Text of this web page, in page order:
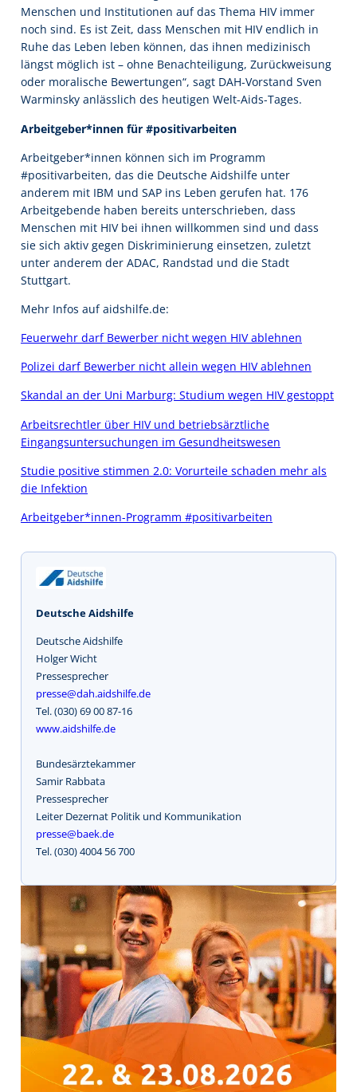
Menschen und Institutionen auf das Thema HIV immer
noch sind. Es ist Zeit, dass Menschen mit HIV endlich in
Ruhe das Leben leben können, das ihnen medizinisch
längst möglich ist – ohne Benachteiligung, Zurückweisung
oder moralische Bewertungen“, sagt DAH-Vorstand Sven
Warminsky anlässlich des heutigen Welt-Aids-Tages.
Arbeitgeber*innen für #positivarbeiten
Arbeitgeber*innen können sich im Programm
#positivarbeiten, das die Deutsche Aidshilfe unter
anderem mit IBM und SAP ins Leben gerufen hat. 176
Arbeitgebende haben bereits unterschrieben, dass
Menschen mit HIV bei ihnen willkommen sind und dass
sie sich aktiv gegen Diskriminierung einsetzen, zuletzt
unter anderem der ADAC, Randstad und die Stadt
Stuttgart.
Mehr Infos auf aidshilfe.de:
Feuerwehr darf Bewerber nicht wegen HIV ablehnen
Polizei darf Bewerber nicht allein wegen HIV ablehnen
Skandal an der Uni Marburg: Studium wegen HIV gestoppt
Arbeitsrechtler über HIV und betriebsärztliche
Eingangsuntersuchungen im Gesundheitswesen
Studie positive stimmen 2.0: Vorurteile schaden mehr als
die Infektion
Arbeitgeber*innen-Programm #positivarbeiten
Deutsche Aidshilfe
Deutsche Aidshilfe
Holger Wicht
Pressesprecher
presse@dah.aidshilfe.de
Tel. (030) 69 00 87-16
www.aidshilfe.de
Bundesärztekammer
Samir Rabbata
Pressesprecher
Leiter Dezernat Politik und Kommunikation
presse@baek.de
Tel. (030) 4004 56 700